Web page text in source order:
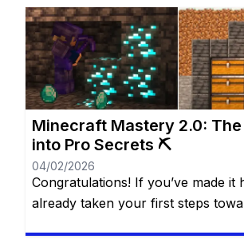
the game more fun and personal.
dream of having more diamonds,
everyone wants—or can—spend
The good […]
Minecraft Mastery 2.0: The
into Pro Secrets ⛏️
04/02/2026
Congratulations! If you’ve made it
already taken your first steps